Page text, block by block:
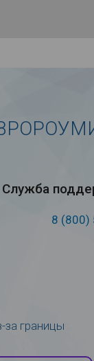
Служба
8 (800)
границы